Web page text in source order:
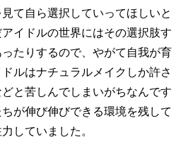
て自ら選択していってほしいと
イドルの世界にはその選択肢す
たりするので、やがて自我が育
ルはナチュラルメイクしか許さ
と苦しんでしまいがちなんです
が伸び伸びできる環境を残して
していました。